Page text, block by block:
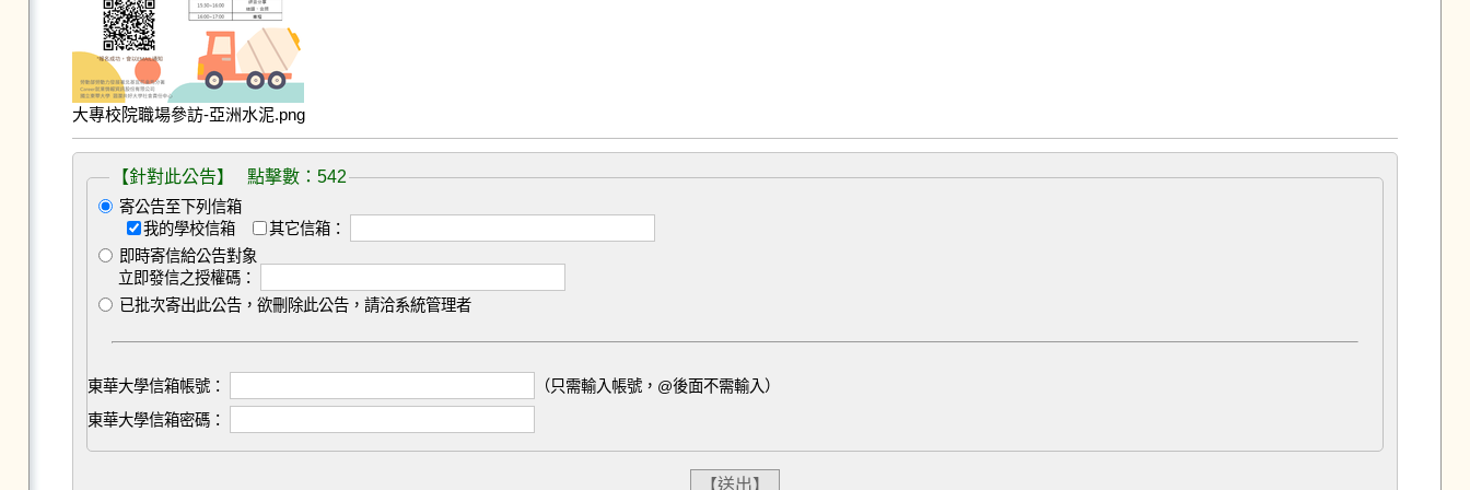
大專校院職場參訪-亞洲水泥.png
【針對此公告】 點擊數：542
寄公告至下列信箱
我的學校信箱
其它信箱：
即時寄信給公告對象
立即發信之授權碼：
已批次寄出此公告，欲刪除此公告，請洽系統管理者
東華大學信箱帳號：
（只需輸入帳號，@後面不需輸入）
東華大學信箱密碼：